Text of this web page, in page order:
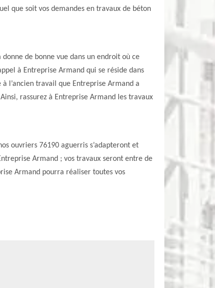
que soit vos demandes en travaux de béton
de bonne vue dans un endroit où ce
à Entreprise Armand qui se réside dans
l’ancien travail que Entreprise Armand a
rassurez à Entreprise Armand les travaux
ouvriers 76190 aguerris s’adapteront et
Armand ; vos travaux seront entre de
Armand pourra réaliser toutes vos